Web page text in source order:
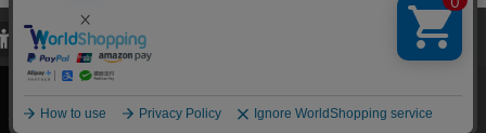
Copyright©2000-2026
Nakagawa Masashichi Shoten All Rights Reserved.
当サイトでは、当サイト内における閲覧履歴・属性情報などの取得およ
び利便性向上のためにクッキー（Cookie）を使用いたします。詳細に
関しては「プライバシーポリシー
承諾する